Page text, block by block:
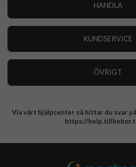
HANDLA
KUNDSERVICE
ÖVRIGT
Integritetspolicy
Via vårt hjälpcenter så hittar du svar
https://